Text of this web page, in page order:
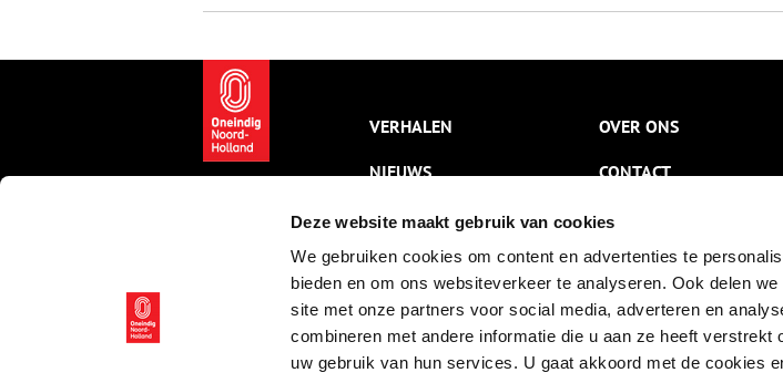
Deze website maakt gebruik van cookies
We gebruiken cookies om content en advertenties te
bieden en om ons websiteverkeer te analyseren. Ook delen
site met onze partners voor social media, adverteren en
combineren met andere informatie die u aan ze heeft
uw gebruik van hun services. U gaat akkoord met de cookies
Mausoleum in de voormalige
die
VERHALEN
NIEUWS
KALENDER
THEMA’S
ACTIVITEITEN
VIDEO’S
OVER ONS
CONTACT
NIEUWSBRIEF
DISCLAIMER
PRIVACY
TOEGANKELIJKHEID